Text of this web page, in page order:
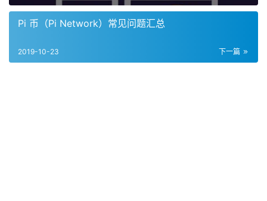
Pi 币（Pi Network）常见问题汇总
下一篇
2019-10-23